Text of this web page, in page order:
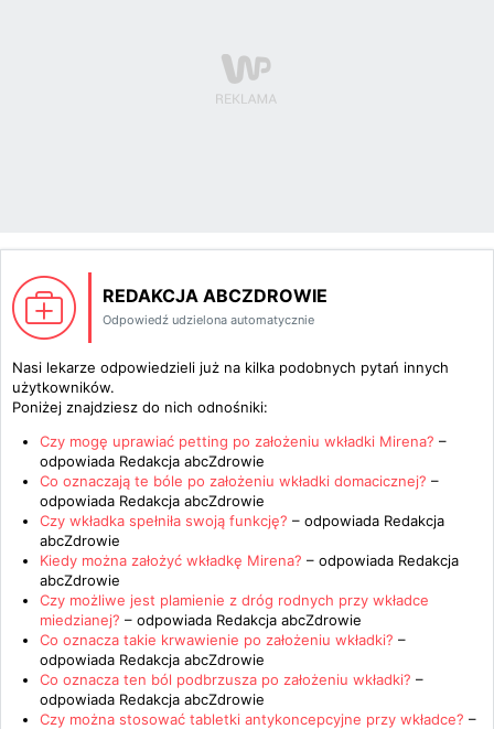
REDAKCJA ABCZDROWIE
Odpowiedź udzielona automatycznie
Nasi lekarze odpowiedzieli już na kilka podobnych pytań innych
użytkowników.
Poniżej znajdziesz do nich odnośniki:
Czy mogę uprawiać petting po założeniu wkładki Mirena? –
odpowiada Redakcja abcZdrowie
Co oznaczają te bóle po założeniu wkładki domacicznej? –
odpowiada Redakcja abcZdrowie
Czy wkładka spełniła swoją funkcję? – odpowiada Redakcja
abcZdrowie
Kiedy można założyć wkładkę Mirena? – odpowiada Redakcja
abcZdrowie
Czy możliwe jest plamienie z dróg rodnych przy wkładce
miedzianej? – odpowiada Redakcja abcZdrowie
Co oznacza takie krwawienie po założeniu wkładki? –
odpowiada Redakcja abcZdrowie
Co oznacza ten ból podbrzusza po założeniu wkładki? –
odpowiada Redakcja abcZdrowie
Czy można stosować tabletki antykoncepcyjne przy wkładce? –